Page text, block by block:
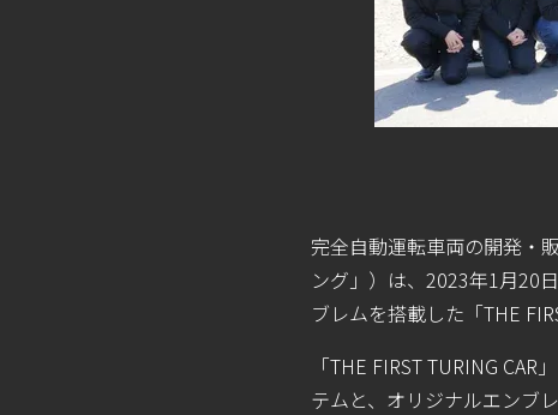
完全自動運転車両の開発・
ング」）は、2023年1月20
ブレムを搭載した「THE
「THE FIRST TURING
テムと、オリジナルエンブ